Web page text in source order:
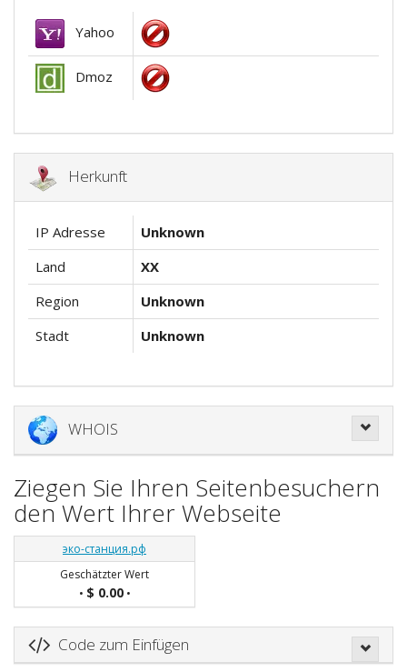
Yahoo
Dmoz
Herkunft
IP Adresse
Unknown
Land
XX
Region
Unknown
Stadt
Unknown
WHOIS
Ziegen Sie Ihren Seitenbesuchern
den Wert Ihrer Webseite
эко-станция.рф
Geschätzter Wert
• $ 0.00•
Code zum Einfügen